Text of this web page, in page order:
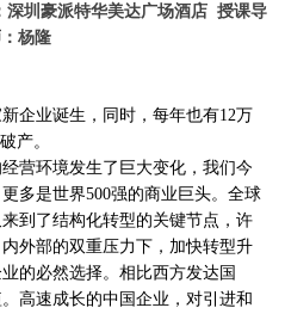
圳豪派特华美达广场酒店 授课导
杨隆
企业诞生，同时，每年也有12万
产。
营环境发生了巨大变化，我们今
多是世界500强的商业巨头。 全球
到了结构化转型的关键节点，许
外部的双重压力下，加快转型升
的必然选择。 相比西方发达国
高速成长的中国企业，对引进和